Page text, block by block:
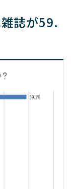
誌が59.